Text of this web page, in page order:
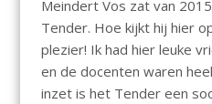
Meindert Vos zat van
Tender. Hoe kijkt hij hier
plezier! Ik had hier leuke
en de docenten waren
inzet is het Tender een